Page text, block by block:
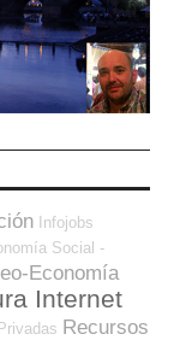
Infojobs
Social -
Economía
Internet
Recursos